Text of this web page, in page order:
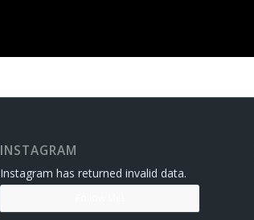
INSTAGRAM
Instagram has returned invalid data.